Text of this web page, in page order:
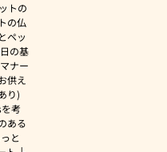
トの
の仏
ペッ
の基
ナー
供え
り)
考
ある
と